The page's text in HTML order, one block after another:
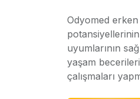
Odyomed
uyumlarının
yaşam
çalışmaları